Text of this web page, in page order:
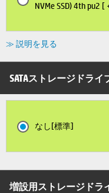
NVMe SSD) 4th pu2
≫ 説明を見る
SATAストレージドライ
なし[標準]
増設用ストレージドラ